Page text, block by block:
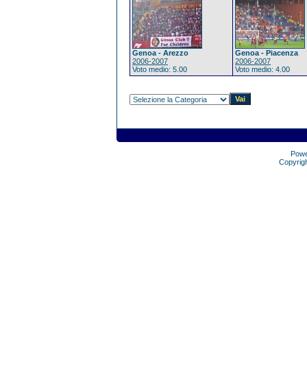
Genoa - Arezzo
2006-2007
Voto medio: 5.00
Genoa - Piacenza
2006-2007
Voto medio: 4.00